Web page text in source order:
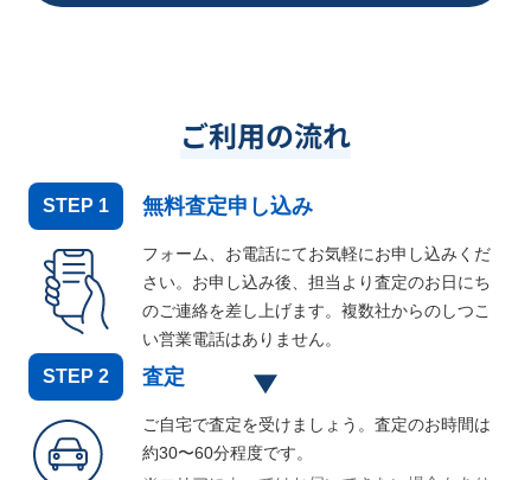
ご利用の流れ
STEP 1 無料査定申し込み
フォーム、お電話にてお気軽にお申し込みくだ
さい。お申し込み後、担当より査定のお日にち
のご連絡を差し上げます。複数社からのしつこ
い営業電話はありません。
STEP 2 査定
ご自宅で査定を受けましょう。査定のお時間は
約30〜60分程度です。